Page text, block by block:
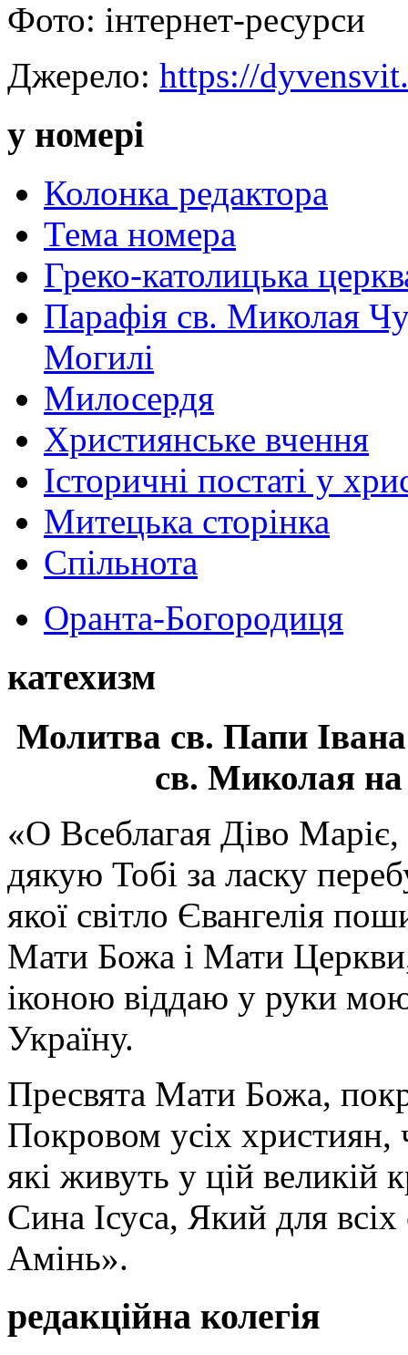
Фото: інтернет-ресурси
Джерело: https://
у номері
Колонка редактора
Тема номера
Греко-католицька
Парафія св. Миколая
Могилі
Милосердя
Християнське вчення
Історичні постаті у
Митецька сторінка
Спільнота
Оранта-Богородиця
катехизм
Молитва св. Папи
св. Миколая на
«О Всеблагая Діво
дякую Тобі за ласку
якої світло Євангелія
Мати Божа і Мати
іконою віддаю у руки
Україну.
Пресвята Мати Божа,
Покровом усіх християн,
які живуть у цій великій
Сина Ісуса, Який для
Амінь».
редакційна колегія